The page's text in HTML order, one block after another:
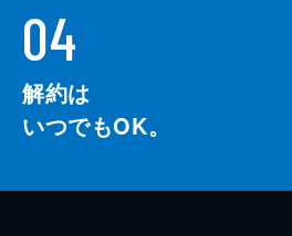
04
解約は
いつでもOK。